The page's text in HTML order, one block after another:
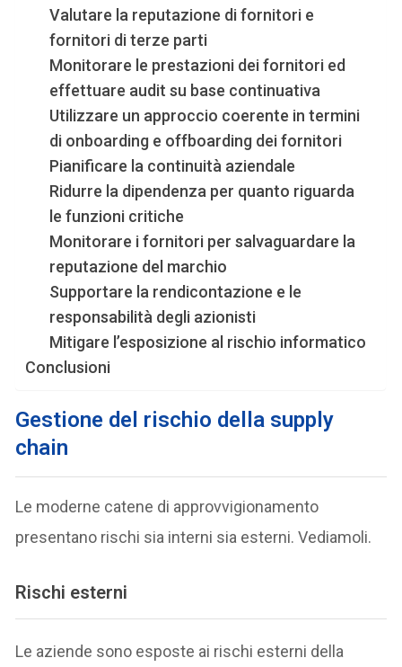
Valutare la reputazione di fornitori e
fornitori di terze parti
Monitorare le prestazioni dei fornitori ed
effettuare audit su base continuativa
Utilizzare un approccio coerente in termini
di onboarding e offboarding dei fornitori
Pianificare la continuità aziendale
Ridurre la dipendenza per quanto riguarda
le funzioni critiche
Monitorare i fornitori per salvaguardare la
reputazione del marchio
Supportare la rendicontazione e le
responsabilità degli azionisti
Mitigare l’esposizione al rischio informatico
Conclusioni
Gestione del rischio della supply
chain
Le moderne catene di approvvigionamento
presentano rischi sia interni sia esterni. Vediamoli.
Rischi esterni
Le aziende sono esposte ai rischi esterni della